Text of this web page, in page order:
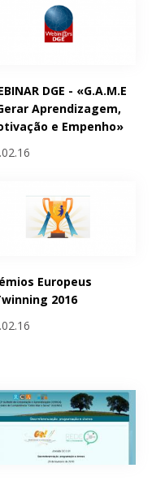
DGE - «G.A.M.E
Aprendizagem,
e Empenho»
Europeus
2016